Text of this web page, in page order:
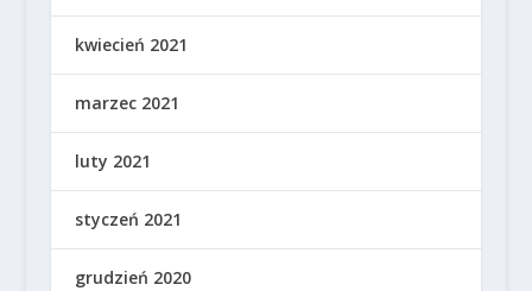
kwiecień 2021
marzec 2021
luty 2021
styczeń 2021
grudzień 2020